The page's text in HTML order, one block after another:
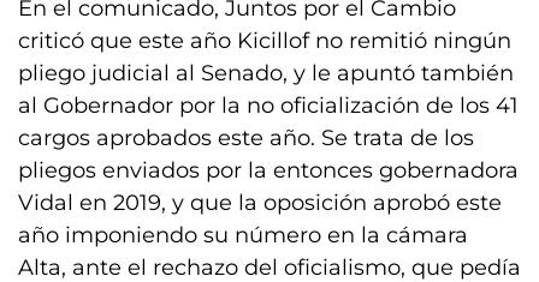
En el comunicado, Juntos por el Cambio
criticó que este año Kicillof no remitió ningún
pliego judicial al Senado, y le apuntó también
al Gobernador por la no oficialización de los 41
cargos aprobados este año. Se trata de los
pliegos enviados por la entonces gobernadora
Vidal en 2019, y que la oposición aprobó este
año imponiendo su número en la cámara
Alta, ante el rechazo del oficialismo, que pedía